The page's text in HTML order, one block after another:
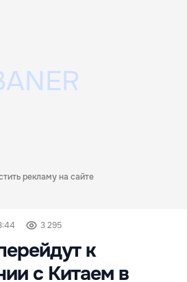
рекламу на сайте
3 295
к
с Китаем в